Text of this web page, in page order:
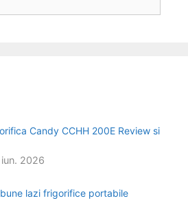
Candy CCHH 200E Review si
iun. 2026
lazi frigorifice portabile